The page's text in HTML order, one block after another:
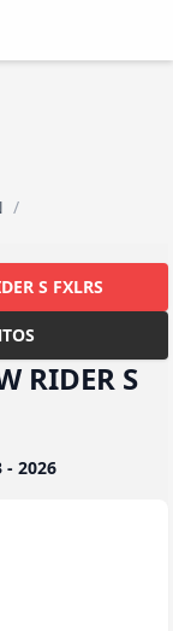
/
S FXLRS
RIDER S
- 2026